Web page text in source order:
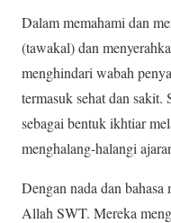
Dalam memahami dan
(tawakal) dan
menghindari wabah
termasuk sehat dan sakit.
sebagai bentuk ikhtiar
menghalang-halangi
Dengan nada dan
Allah SWT. Mereka